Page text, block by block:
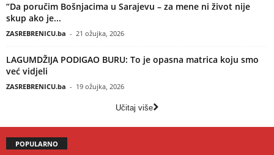
“Da poručim Bošnjacima u Sarajevu – za mene ni život nije
skup ako je...
ZASREBRENICU.ba - 21 ožujka, 2026
LAGUMDŽIJA PODIGAO BURU: To je opasna matrica koju smo
već vidjeli
ZASREBRENICU.ba - 19 ožujka, 2026
Učitaj više
POPULARNO